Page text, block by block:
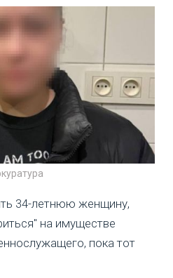
34-летнюю женщину,
на имуществе
пока тот